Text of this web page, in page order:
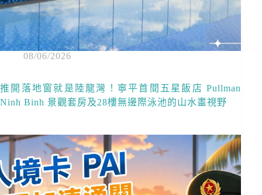
08/06/2026
推開落地窗就是陸龍灣！寧平首間五星飯店 Pullman
Ninh Binh 景觀套房及28樓無邊際泳池的山水畫視野